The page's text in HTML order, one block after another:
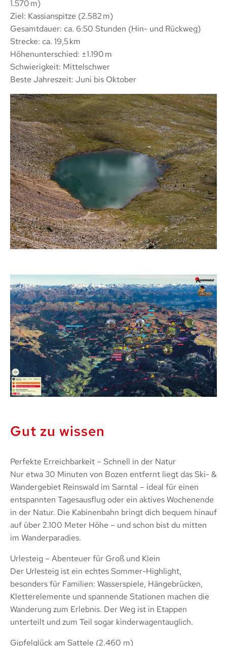
1.570 m)
Ziel: Kassianspitze (2.582 m)
Gesamtdauer: ca. 6:50 Stunden (Hin- und Rückweg)
Strecke: ca. 19,5 km
Höhenunterschied: ±1.190 m
Schwierigkeit: Mittelschwer
Beste Jahreszeit: Juni bis Oktober
Gut zu wissen
Perfekte Erreichbarkeit – Schnell in der Natur
Nur etwa 30 Minuten von Bozen entfernt liegt das Ski- &
Wandergebiet Reinswald im Sarntal – ideal für einen
entspannten Tagesausflug oder ein aktives Wochenende
in der Natur. Die Kabinenbahn bringt dich bequem hinauf
auf über 2.100 Meter Höhe – und schon bist du mitten
im Wanderparadies.
Urlesteig – Abenteuer für Groß und Klein
Der Urlesteig ist ein echtes Sommer-Highlight,
besonders für Familien: Wasserspiele, Hängebrücken,
Kletterelemente und spannende Stationen machen die
Wanderung zum Erlebnis. Der Weg ist in Etappen
unterteilt und zum Teil sogar kinderwagentauglich.
Gipfelglück am Sattele (2.460 m)